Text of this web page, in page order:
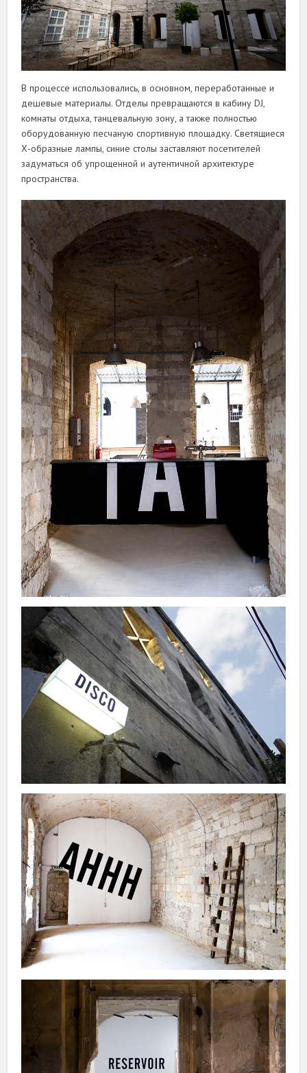
В процессе использовались, в основном, переработанные и
дешевые материалы. Отделы превращаются в кабину DJ,
комнаты отдыха, танцевальную зону, а также полностью
оборудованную песчаную спортивную площадку. Светящиеся
Х-образные лампы, синие столы заставляют посетителей
задуматься об упрощенной и аутентичной архитектуре
пространства.